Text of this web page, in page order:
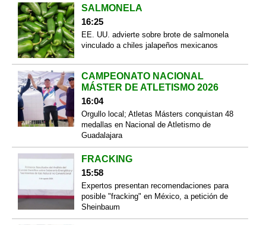
SALMONELA
16:25
EE. UU. advierte sobre brote de salmonela
vinculado a chiles jalapeños mexicanos
CAMPEONATO NACIONAL
MÁSTER DE ATLETISMO 2026
16:04
Orgullo local; Atletas Másters conquistan 48
medallas en Nacional de Atletismo de
Guadalajara
FRACKING
15:58
Expertos presentan recomendaciones para
posible "fracking" en México, a petición de
Sheinbaum